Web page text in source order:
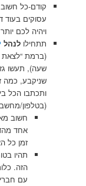
קודם-כל חשוב
ויהיה לכם
תתחילו לנהל
(ברמת “לצאת
שעה), תעשו
שניקבע, כמה
ותכתבו הכל
(בטלפון/
חשוב
אחד
זמן כל
הזה.
עם